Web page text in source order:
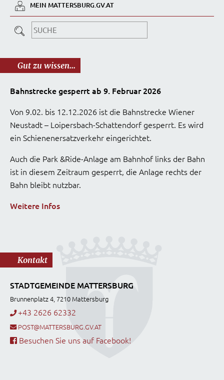
MEIN MATTERSBURG.GV.AT
Gut zu wissen...
Bahnstrecke gesperrt ab 9. Februar 2026
Von 9.02. bis 12.12.2026 ist die Bahnstrecke Wiener
Neustadt – Loipersbach-Schattendorf gesperrt. Es wird
ein Schienenersatzverkehr eingerichtet.
Auch die Park &Ride-Anlage am Bahnhof links der Bahn
ist in diesem Zeitraum gesperrt, die Anlage rechts der
Bahn bleibt nutzbar.
Weitere Infos
Kontakt
STADTGEMEINDE MATTERSBURG
Brunnenplatz 4, 7210 Mattersburg
+43 2626 62332
POST@MATTERSBURG.GV.AT
Besuchen Sie uns auf Facebook!